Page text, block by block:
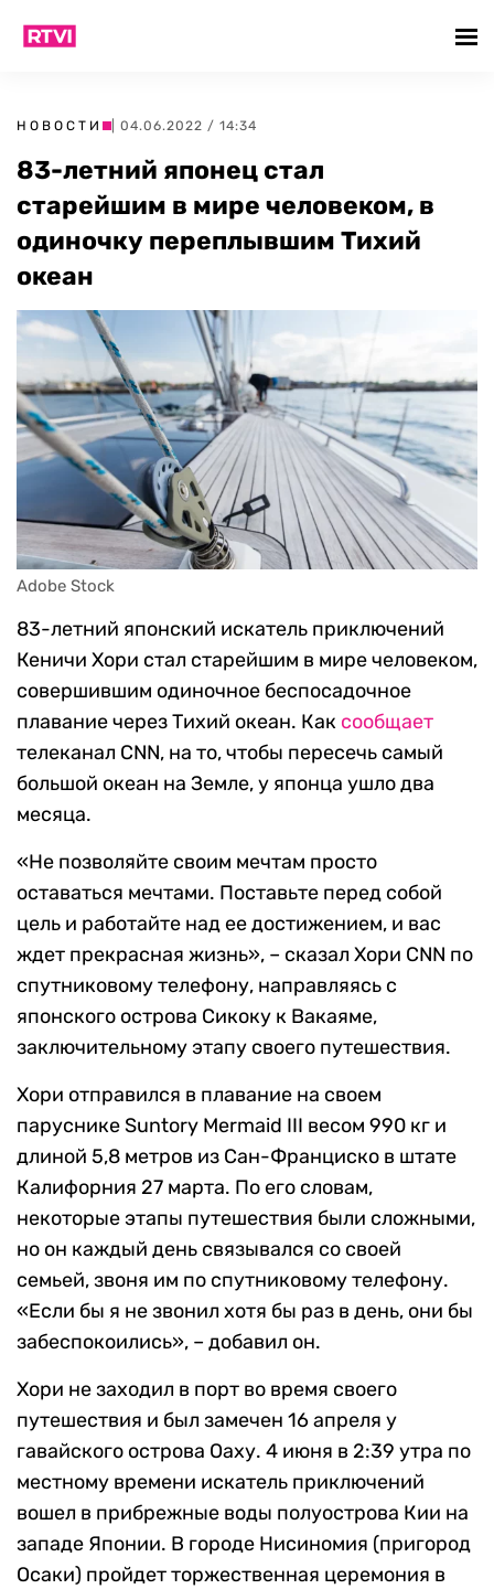
НОВОСТИ | 04.06.2022 / 14:34
83-летний японец стал
старейшим в мире человеком, в
одиночку переплывшим Тихий
океан
Adobe Stock
83-летний японский искатель приключений
Кеничи Хори стал старейшим в мире человеком,
совершившим одиночное беспосадочное
плавание через Тихий океан. Как сообщает
телеканал CNN, на то, чтобы пересечь самый
большой океан на Земле, у японца ушло два
месяца.
«Не позволяйте своим мечтам просто
оставаться мечтами. Поставьте перед собой
цель и работайте над ее достижением, и вас
ждет прекрасная жизнь», – сказал Хори CNN по
спутниковому телефону, направляясь с
японского острова Сикоку к Вакаяме,
заключительному этапу своего путешествия.
Хори отправился в плавание на своем
паруснике Suntory Mermaid III весом 990 кг и
длиной 5,8 метров из Сан-Франциско в штате
Калифорния 27 марта. По его словам,
некоторые этапы путешествия были сложными,
но он каждый день связывался со своей
семьей, звоня им по спутниковому телефону.
«Если бы я не звонил хотя бы раз в день, они бы
забеспокоились», – добавил он.
Хори не заходил в порт во время своего
путешествия и был замечен 16 апреля у
гавайского острова Оаху. 4 июня в 2:39 утра по
местному времени искатель приключений
вошел в прибрежные воды полуострова Кии на
западе Японии. В городе Нисиномия (пригород
Осаки) пройдет торжественная церемония в